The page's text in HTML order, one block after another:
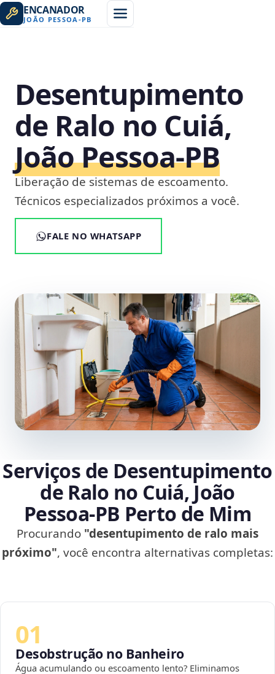
ENCANADOR
JOÃO PESSOA -PB
Desentupimento
de Ralo no Cuiá,
João Pessoa‑PB
Liberação de sistemas de escoamento.
Técnicos especializados próximos a você.
FALE NO WHATSAPP
Serviços de Desentupimento
de Ralo no Cuiá, João
Pessoa‑PB Perto de Mim
Procurando "desentupimento de ralo mais
próximo", você encontra alternativas completas:
01
Desobstrução no Banheiro
Água acumulando ou escoamento lento? Eliminamos